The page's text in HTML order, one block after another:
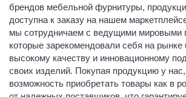
брендов мебельной фурнитуры,
доступна к заказу на нашем
мы сотрудничаем с ведущими мировыми
которые зарекомендовали себя на рынке
высокому качеству и инновационному
своих изделий. Покупая продукцию у
возможность приобретать товары как в